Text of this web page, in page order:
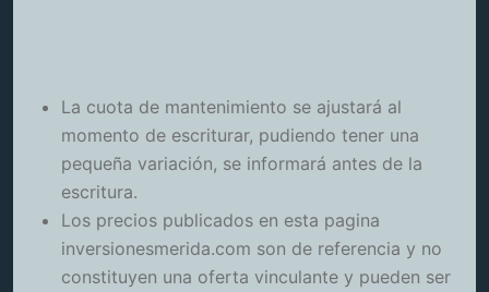
La cuota de mantenimiento se ajustará al
momento de escriturar, pudiendo tener una
pequeña variación, se informará antes de la
escritura.
Los precios publicados en esta pagina
inversionesmerida.com son de referencia y no
constituyen una oferta vinculante y pueden ser